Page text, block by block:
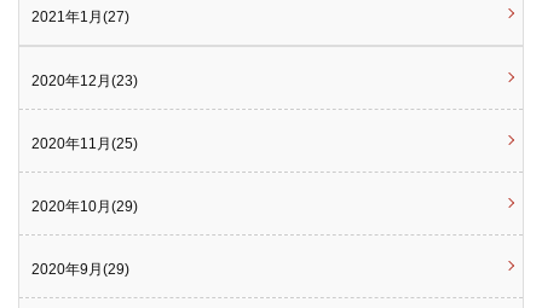
2021年1月(27)
2020年12月(23)
2020年11月(25)
2020年10月(29)
2020年9月(29)